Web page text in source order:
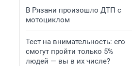
В Рязани произошло ДТП с
мотоциклом
Тест на внимательность: его
смогут пройти только 5%
людей — вы в их числе?